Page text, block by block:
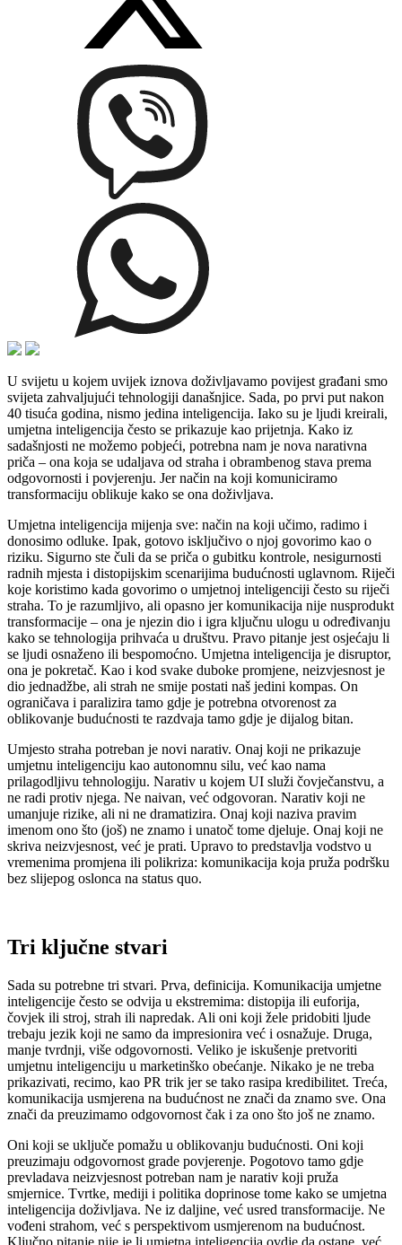
U svijetu u kojem uvijek iznova doživljavamo povijest građani smo
svijeta zahvaljujući tehnologiji današnjice. Sada, po prvi put nakon
40 tisuća godina, nismo jedina inteligencija. Iako su je ljudi kreirali,
umjetna inteligencija često se prikazuje kao prijetnja. Kako iz
sadašnjosti ne možemo pobjeći, potrebna nam je nova narativna
priča – ona koja se udaljava od straha i obrambenog stava prema
odgovornosti i povjerenju. Jer način na koji komuniciramo
transformaciju oblikuje kako se ona doživljava.
Umjetna inteligencija mijenja sve: način na koji učimo, radimo i
donosimo odluke. Ipak, gotovo isključivo o njoj govorimo kao o
riziku. Sigurno ste čuli da se priča o gubitku kontrole, nesigurnosti
radnih mjesta i distopijskim scenarijima budućnosti uglavnom. Riječi
koje koristimo kada govorimo o umjetnoj inteligenciji često su riječi
straha. To je razumljivo, ali opasno jer komunikacija nije nusprodukt
transformacije – ona je njezin dio i igra ključnu ulogu u određivanju
kako se tehnologija prihvaća u društvu. Pravo pitanje jest osjećaju li
se ljudi osnaženo ili bespomoćno. Umjetna inteligencija je disruptor,
ona je pokretač. Kao i kod svake duboke promjene, neizvjesnost je
dio jednadžbe, ali strah ne smije postati naš jedini kompas. On
ograničava i paralizira tamo gdje je potrebna otvorenost za
oblikovanje budućnosti te razdvaja tamo gdje je dijalog bitan.
Umjesto straha potreban je novi narativ. Onaj koji ne prikazuje
umjetnu inteligenciju kao autonomnu silu, već kao nama
prilagodljivu tehnologiju. Narativ u kojem UI služi čovječanstvu, a
ne radi protiv njega. Ne naivan, već odgovoran. Narativ koji ne
umanjuje rizike, ali ni ne dramatizira. Onaj koji naziva pravim
imenom ono što (još) ne znamo i unatoč tome djeluje. Onaj koji ne
skriva neizvjesnost, već je prati. Upravo to predstavlja vodstvo u
vremenima promjena ili polikriza: komunikacija koja pruža podršku
bez slijepog oslonca na status quo.
Tri ključne stvari
Sada su potrebne tri stvari. Prva, definicija. Komunikacija umjetne
inteligencije često se odvija u ekstremima: distopija ili euforija,
čovjek ili stroj, strah ili napredak. Ali oni koji žele pridobiti ljude
trebaju jezik koji ne samo da impresionira već i osnažuje. Druga,
manje tvrdnji, više odgovornosti. Veliko je iskušenje pretvoriti
umjetnu inteligenciju u marketinško obećanje. Nikako je ne treba
prikazivati, recimo, kao PR trik jer se tako rasipa kredibilitet. Treća,
komunikacija usmjerena na budućnost ne znači da znamo sve. Ona
znači da preuzimamo odgovornost čak i za ono što još ne znamo.
Oni koji se uključe pomažu u oblikovanju budućnosti. Oni koji
preuzimaju odgovornost grade povjerenje. Pogotovo tamo gdje
prevladava neizvjesnost potreban nam je narativ koji pruža
smjernice. Tvrtke, mediji i politika doprinose tome kako se umjetna
inteligencija doživljava. Ne iz daljine, već usred transformacije. Ne
vođeni strahom, već s perspektivom usmjerenom na budućnost.
Ključno pitanje nije je li umjetna inteligencija ovdje da ostane, već